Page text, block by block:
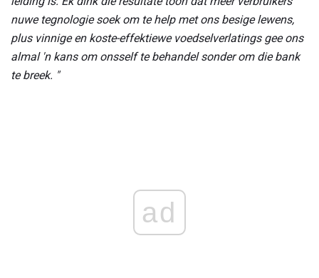
nuwe tegnologie soek om te help met ons besige lewens,
plus vinnige en koste-effektiewe voedselverlatings gee ons
almal 'n kans om onsself te behandel sonder om die bank
te breek. "
ad